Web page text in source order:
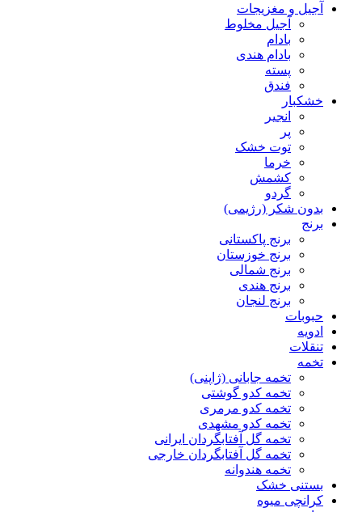
آجیل و مغزیجات
آجیل مخلوط
بادام
بادام هندی
پسته
فندق
خشکبار
انجیر
پر
توت خشک
خرما
کشمش
گردو
بدون شکر (رژیمی)
برنج
برنج پاکستانی
برنج خوزستان
برنج شمالی
برنج هندی
برنج لنجان
حبوبات
ادویه
تنقلات
تخمه
تخمه جابانی (ژاپنی)
تخمه کدو گوشتی
تخمه کدو مرمری
تخمه کدو مشهدی
تخمه گل آفتابگردان ایرانی
تخمه گل آفتابگردان خارجی
تخمه هندوانه
بستنی خشک
کرانچی میوه